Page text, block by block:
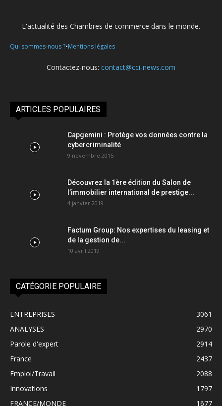
L'actualité des Chambres de commerce dans le monde.
Qui sommes-nous ?•Mentions légales
Contactez-nous: contact@cci-news.com
ARTICLES POPULAIRES
Capgemini : Protège vos données contre la
cybercriminalité
9 novembre 2015
Découvrez la 1ère édition du Salon de
l’immobilier international de prestige...
4 janvier 2019
Factum Group: Nos expertises du leasing et
de la gestion de...
10 avril 2019
CATÉGORIE POPULAIRE
ENTREPRISES
3061
ANALYSES
2970
Parole d'expert
2914
France
2437
Emploi/Travail
2088
Innovations
1797
FRANCE/MONDE
1677